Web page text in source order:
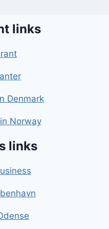
links
Denmark
Norway
links